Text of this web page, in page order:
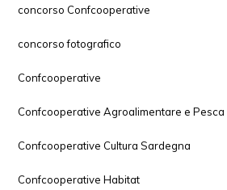
concorso Confcooperative
concorso fotografico
Confcooperative
Confcooperative Agroalimentare e Pesca
Confcooperative Cultura Sardegna
Confcooperative Habitat